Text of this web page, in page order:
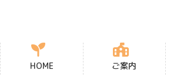
ン
ツ
へ
ー
シ
ョ
HOME ご案内